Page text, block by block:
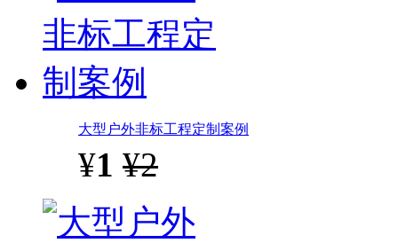
大型户外非标工程定制案例
¥1 ¥2